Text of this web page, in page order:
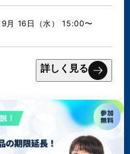
月 16日（水） 15:00〜
詳しく見る